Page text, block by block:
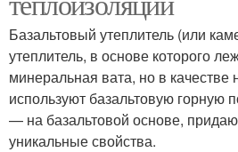
Базальтовый утеплитель (или
утеплитель, в основе которого
минеральная вата, но в качестве
используют базальтовую горную
— на базальтовой основе,
уникальные свойства.